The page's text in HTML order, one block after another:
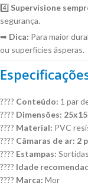
4️⃣ Supervisione
segurança.
➡ Dica: Para maior
ou superfícies ásperas.
???? Conteúdo: 1 par
???? Dimensões:
???? Material: PVC
???? Câmaras de ar: 2
???? Estampas: Sortidas
???? Idade
???? Marca: Mor